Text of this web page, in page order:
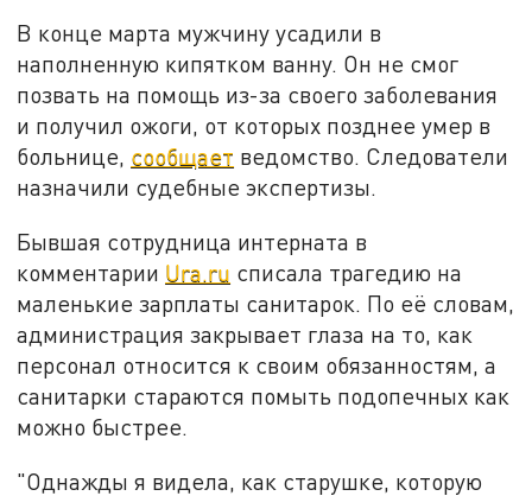
В конце марта мужчину усадили в
наполненную кипятком ванну. Он не смог
позвать на помощь из-за своего заболевания
и получил ожоги, от которых позднее умер в
больнице, сообщает ведомство. Следователи
назначили судебные экспертизы.
Бывшая сотрудница интерната в
комментарии Ura.ru списала трагедию на
маленькие зарплаты санитарок. По её словам,
администрация закрывает глаза на то, как
персонал относится к своим обязанностям, а
санитарки стараются помыть подопечных как
можно быстрее.
"Однажды я видела, как старушке, которую